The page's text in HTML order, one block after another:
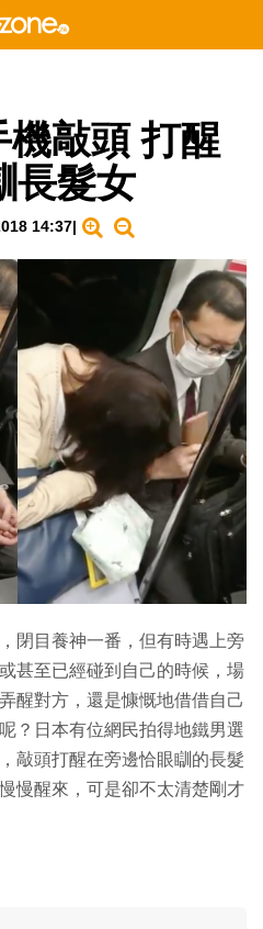
機敲頭 打醒
長髮女
14:37|
閉目養神一番，但有時遇上旁
甚至已經碰到自己的時候，場
醒對方，還是慷慨地借借自己
？日本有位網民拍得地鐵男選
敲頭打醒在旁邊恰眼瞓的長髮
慢醒來，可是卻不太清楚剛才